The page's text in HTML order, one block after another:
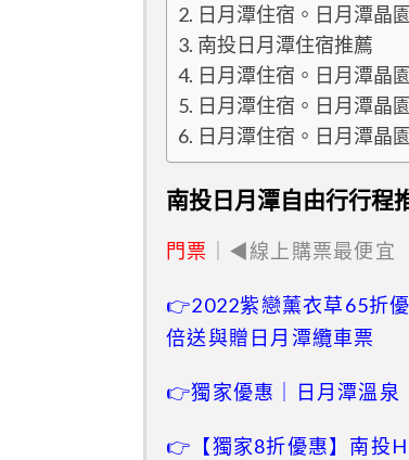
日月潭住宿。日月潭晶
南投日月潭住宿推薦
日月潭住宿。日月潭晶
日月潭住宿。日月潭晶
日月潭住宿。日月潭晶
南投日月潭自由行行程
門票 ｜◀線上購票最便宜
👉2022紫戀薰衣草65折
倍送與贈日月潭纜車票
👉獨家優惠｜日月潭溫泉
👉【獨家8折優惠】南投